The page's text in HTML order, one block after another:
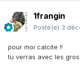
1frangin
Posté(e) 3
pour moi calcite !!
tu verras avec les